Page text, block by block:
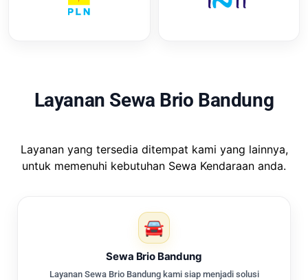
Layanan Sewa Brio Bandung
Layanan yang tersedia ditempat kami yang lainnya,
untuk memenuhi kebutuhan Sewa Kendaraan anda.
Sewa Brio Bandung
Layanan Sewa Brio Bandung kami siap menjadi solusi